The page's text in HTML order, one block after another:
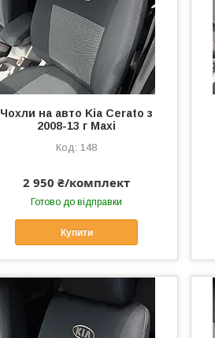
Чохли на авто Kia Cerato з
2008-13 г Maxi
148
2 950 ₴/комплект
Готово до відправки
Купити